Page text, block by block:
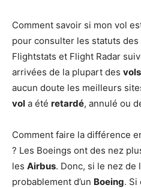
Comment savoir si mon vol
pour consulter les statuts des
Flightstats et Flight Radar
arrivées de la plupart des vols
aucun doute les meilleurs
vol a été retardé, annulé ou
Comment faire la différence
? Les Boeings ont des nez
les Airbus. Donc, si le nez de
probablement d’un Boeing. Si